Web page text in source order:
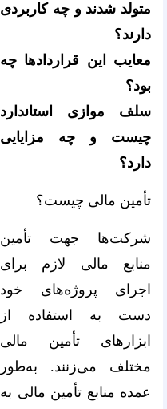
متولد شدند و چه کاربردی
دارند؟
معایب این قراردادها چه
بود؟
سلف موازی استاندارد
چیست و چه مزایایی
دارد؟
تأمین مالی چیست؟
شرکت‌ها جهت تأمین
منابع مالی لازم برای
اجرای پروژه‌های خود
دست به استفاده از
ابزارهای تأمین مالی
مختلف می‌‌‌‌‌‌‌‌‌‌‌‌‌‌‌‌‌‌‌‌‌‌‌‌‌‌‌‌‌‌‌‌‌‌‌‌‌‌‌‌‌‌‌‌‌‌‌‌‌‌‌‌‌‌‌‌‌‌‌‌‌‌‌‌زنند. به‌‌‌‌‌‌‌‌‌‌‌‌‌‌‌‌‌‌‌‌‌‌‌‌‌‌‌‌‌‌‌‌‌‌‌‌‌‌‌‌‌‌‌‌‌‌‌‌‌‌‌‌‌‌‌‌‌‌‌‌‌‌‌‌طور
عمده منابع تأمین مالی به